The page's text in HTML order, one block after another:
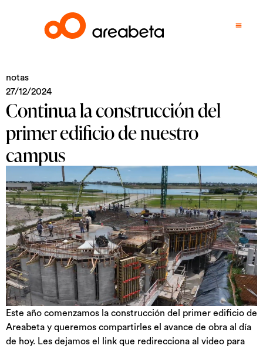
notas
27/12/2024
Continua la construcción del
primer edificio de nuestro
campus
Este año comenzamos la construcción del primer edificio de
Areabeta y queremos compartirles el avance de obra al día
de hoy. Les dejamos el link que redirecciona al video para